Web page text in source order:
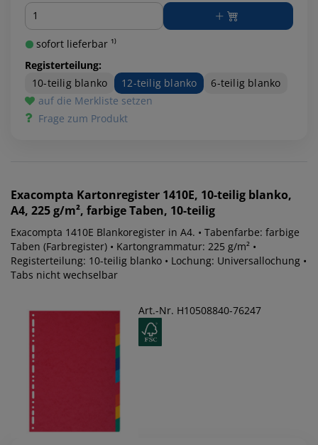
Menge
sofort lieferbar ¹⁾
Registerteilung:
10-teilig blanko
12-teilig blanko
6-teilig blanko
auf die Merkliste setzen
Frage zum Produkt
Exacompta Kartonregister 1410E, 10-teilig blanko,
A4, 225 g/m², farbige Taben, 10-teilig
Exacompta 1410E Blankoregister in A4. • Tabenfarbe: farbige
Taben (Farbregister) • Kartongrammatur: 225 g/m² •
Registerteilung: 10-teilig blanko • Lochung: Universallochung •
Tabs nicht wechselbar
Art.-Nr. H10508840-76247